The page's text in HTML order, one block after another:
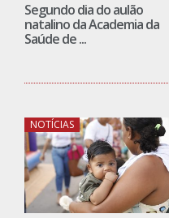
Segundo dia do aulão
natalino da Academia da
Saúde de ...
NOTÍCIAS